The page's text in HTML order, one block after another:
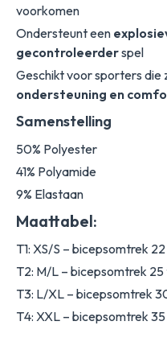
voorkomen
Ondersteunt een
gecontroleerderspel
Geschikt voor sporters die
ondersteuning en
Samenstelling
50% Polyester
41% Polyamide
9% Elastaan
Maattabel:
T1: XS/S – bicepsomtrek
T2: M/L – bicepsomtrek
T3: L/XL – bicepsomtrek
T4: XXL – bicepsomtrek